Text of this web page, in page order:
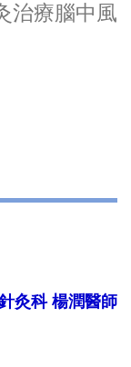
治療腦中風
灸科 楊潤醫師